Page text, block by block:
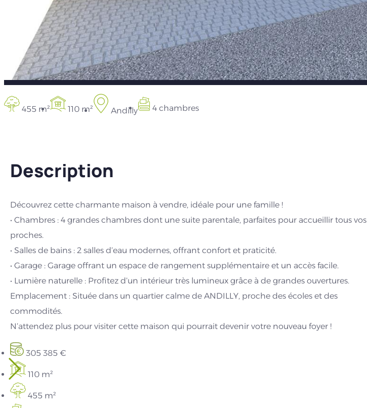
455 m² 110 m² Andilly 4 chambres
Description
Découvrez cette charmante maison à vendre, idéale pour une famille !
• Chambres : 4 grandes chambres dont une suite parentale, parfaites pour accueillir tous vos
proches.
• Salles de bains : 2 salles d’eau modernes, offrant confort et praticité.
• Garage : Garage offrant un espace de rangement supplémentaire et un accès facile.
• Lumière naturelle : Profitez d’un intérieur très lumineux grâce à de grandes ouvertures.
Emplacement : Située dans un quartier calme de ANDILLY, proche des écoles et des
commodités.
N’attendez plus pour visiter cette maison qui pourrait devenir votre nouveau foyer !
305 385 €
110 m²
455 m²